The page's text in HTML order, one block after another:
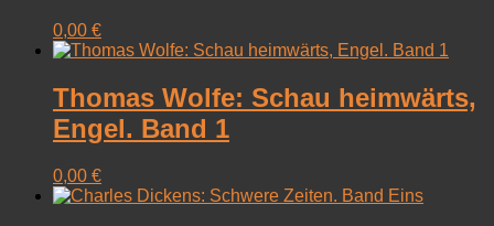
0,00 €
Thomas Wolfe: Schau heimwärts,
Engel. Band 1
0,00 €